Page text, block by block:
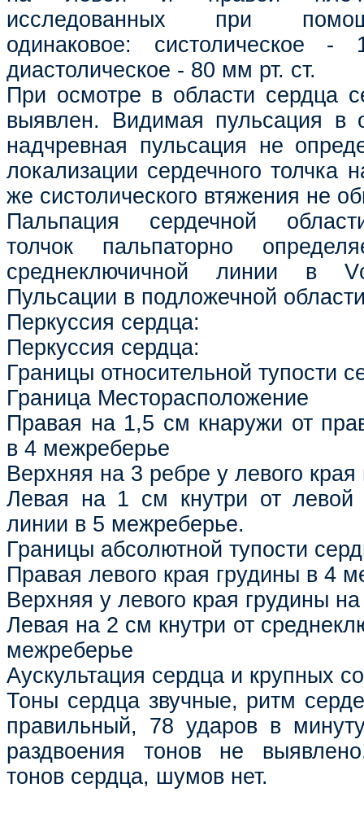
исследованных при
одинаковое: систолическое
диастолическое - 80 мм рт. ст.
При осмотре в области сердца
выявлен. Видимая пульсация в
надчревная пульсация не
локализации сердечного толчка
же систолического втяжения не
Пальпация сердечной
толчок пальпаторно
среднеключичной линии в
Пульсации в подложечной
Перкуссия сердца:
Перкуссия сердца:
Границы относительной тупости
Граница Месторасположение
Правая на 1,5 см кнаружи от
в 4 межреберье
Верхняя на 3 ребре у левого края
Левая на 1 см кнутри от левой
линии в 5 межреберье.
Границы абсолютной тупости
Правая левого края грудины в 4
Верхняя у левого края грудины
Левая на 2 см кнутри от
межреберье
Аускультация сердца и крупных
Тоны сердца звучные, ритм
правильный, 78 ударов в
раздвоения тонов не
тонов сердца, шумов нет.